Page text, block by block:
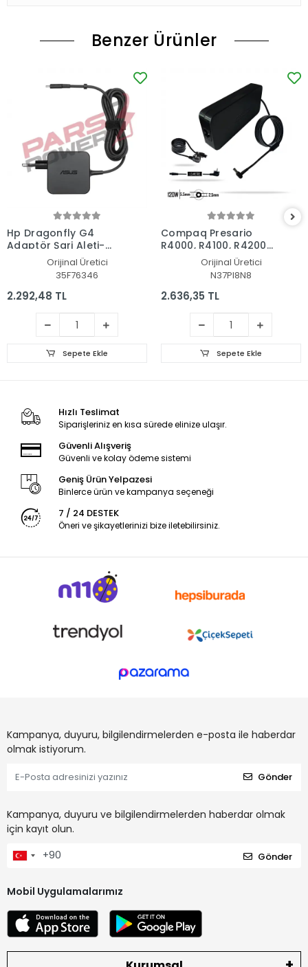
Benzer Ürünler
Hp Dragonfly G4
Adaptör Şarj Aleti-
Orijinal Üretici
35F76346
2.292,48 TL
Sepete Ekle
Compaq Presario
R4000, R4100, R4200
Adaptör Şarj Aleti-
Orijinal Üretici
N37PI8N8
2.636,35 TL
Sepete Ekle
Hızlı Teslimat
Siparişleriniz en kısa sürede elinize ulaşır.
Güvenli Alışveriş
Güvenli ve kolay ödeme sistemi
Geniş Ürün Yelpazesi
Binlerce ürün ve kampanya seçeneği
7 / 24 DESTEK
Öneri ve şikayetlerinizi bize iletebilirsiniz.
Kampanya, duyuru, bilgilendirmelerden e-posta ile haberdar
olmak istiyorum.
Gönder
Kampanya, duyuru ve bilgilendirmelerden haberdar olmak
için kayıt olun.
Gönder
Mobil Uygulamalarımız